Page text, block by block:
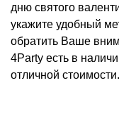
дню святого
укажите удобный
обратить Ваше
4Party есть в
отличной стоимости.